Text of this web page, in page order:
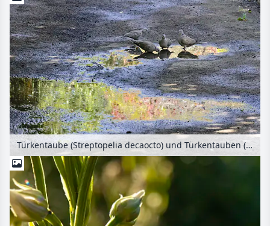
Türkentaube (Streptopelia decaocto) und Türkentauben (Streptopelia decaocto) in einer spiegelnden Pfütze im Sonnenlicht